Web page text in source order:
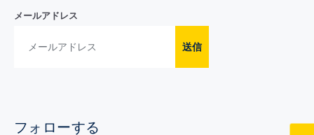
メールアドレス
送信
フォローする